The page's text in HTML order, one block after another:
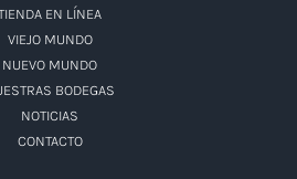
EN LÍNEA
VIEJO MUNDO
NUEVO MUNDO
BODEGAS
NOTICIAS
CONTACTO